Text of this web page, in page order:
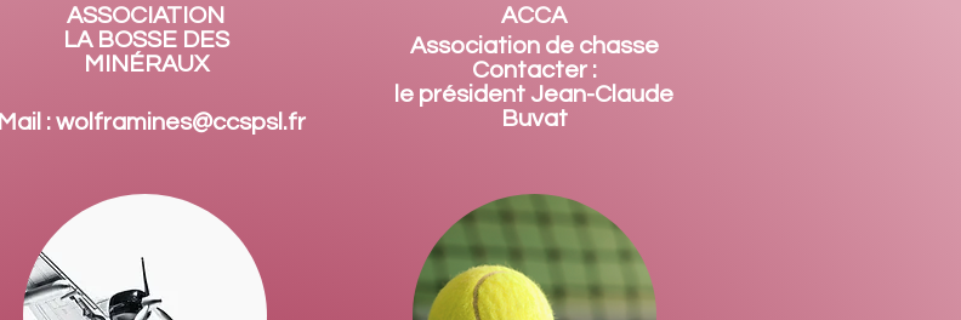
ASSOCIATION
LA BOSSE DES
MINÉRAUX
Mail : wolframines@ccspsl.fr
ACCA
Association de chasse
Contacter :
le président Jean-Claude
Buvat